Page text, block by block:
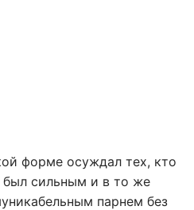
форме осуждал тех, кто
сильным и в то же
парнем без